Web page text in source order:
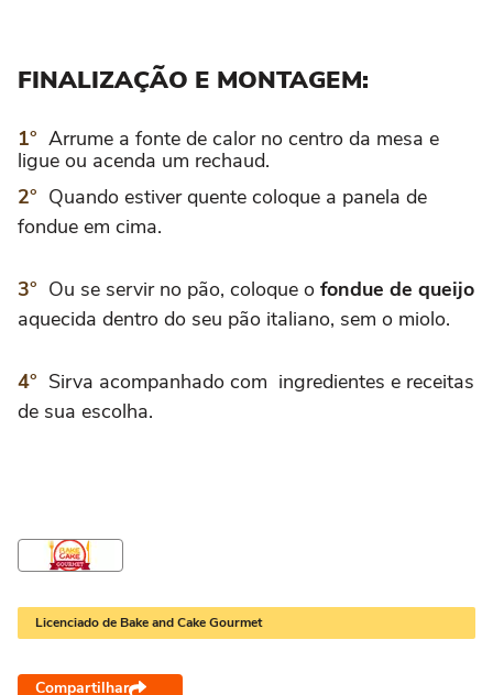
FINALIZAÇÃO E MONTAGEM:
Arrume a fonte de calor no centro da mesa e
ligue ou acenda um rechaud.
Quando estiver quente coloque a panela de
fondue em cima.
Ou se servir no pão, coloque o fondue de queijo
aquecida dentro do seu pão italiano, sem o miolo.
Sirva acompanhado com ingredientes e receitas
de sua escolha.
Licenciado de Bake and Cake Gourmet
Compartilhar